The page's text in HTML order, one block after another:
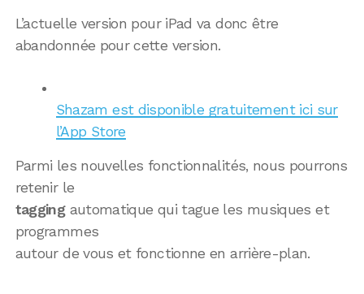
L’actuelle version pour iPad va donc être
abandonnée pour cette version.
Shazam est disponible gratuitement ici sur
l’App Store
Parmi les nouvelles fonctionnalités, nous pourrons
retenir le
taggingautomatique qui tague les musiques et
programmes
autour de vous et fonctionne en arrière-plan.